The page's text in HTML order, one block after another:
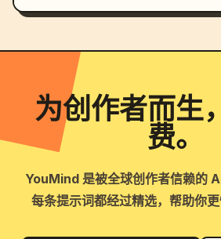
为创作者而生
费。
YouMind 是被全球创作者信赖的
每条提示词都经过精选，帮助你更